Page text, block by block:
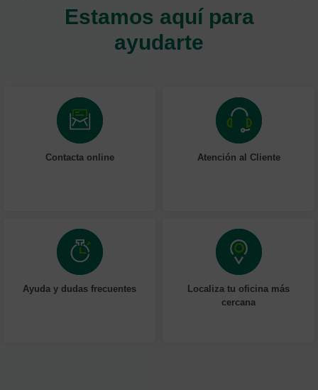
Estamos aquí para
ayudarte
Contacta online Atención al Cliente
Ayuda y dudas frecuentes
Localiza tu oficina más
cercana